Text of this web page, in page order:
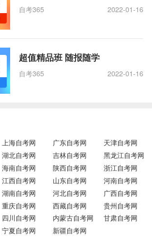
自考365 2022-01-16
超值精品班 随报随学
自考365 2022-01-16
上海自考网 广东自考网
天津自考网
湖北自考网 吉林自考网
黑龙江自考网
海南自考网 陕西自考网
浙江自考网
江西自考网 山东自考网
河南自考网
湖南自考网 河北自考网
广西自考网
重庆自考网 西藏自考网
贵州自考网
四川自考网 内蒙古自考网
甘肃自考网
宁夏自考网 新疆自考网